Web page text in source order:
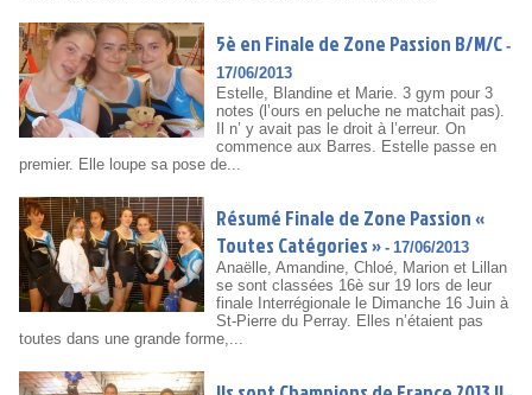
5è en Finale de Zone Passion B/M/C -
17/06/2013
Estelle, Blandine et Marie. 3 gym pour 3
notes (l’ours en peluche ne matchait pas).
Il n’ y avait pas le droit à l’erreur. On
commence aux Barres. Estelle passe en
premier. Elle loupe sa pose de...
Résumé Finale de Zone Passion «
Toutes Catégories » - 17/06/2013
Anaëlle, Amandine, Chloé, Marion et Lillan
se sont classées 16è sur 19 lors de leur
finale Interrégionale le Dimanche 16 Juin à
St-Pierre du Perray. Elles n’étaient pas
toutes dans une grande forme,...